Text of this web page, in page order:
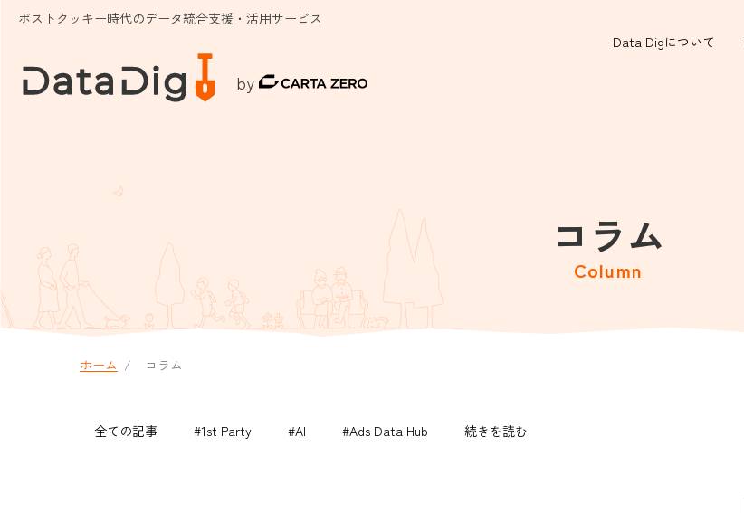
ポストクッキー時代のデータ統合支援・活用サービス
by
Data Digについて
コラム
Column
ホーム コラム
全ての記事 #1st Party #AI #Ads Data Hub 続きを読む